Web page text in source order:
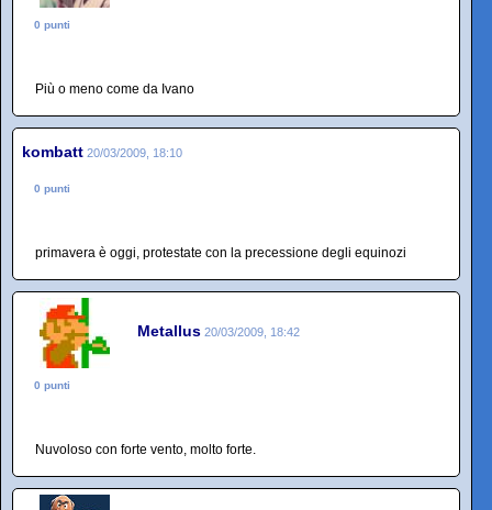
0 punti
Più o meno come da Ivano
kombatt 20/03/2009, 18:10
0 punti
primavera è oggi, protestate con la precessione degli equinozi
Metallus 20/03/2009, 18:42
0 punti
Nuvoloso con forte vento, molto forte.